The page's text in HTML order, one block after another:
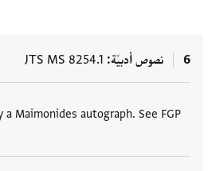
6 نصوص أدبيّة JTS MS 8254.1
Maimonides autograph. See FGP